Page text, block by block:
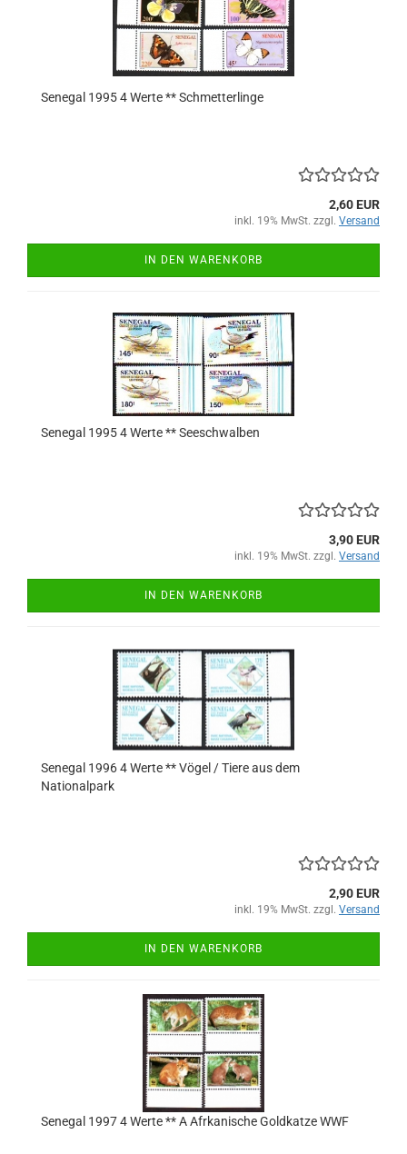
Senegal 1995 4 Werte ** Schmetterlinge
2,60 EUR
inkl. 19% MwSt. zzgl. Versand
IN DEN WARENKORB
Senegal 1995 4 Werte ** Seeschwalben
3,90 EUR
inkl. 19% MwSt. zzgl. Versand
IN DEN WARENKORB
Senegal 1996 4 Werte ** Vögel / Tiere aus dem
Nationalpark
2,90 EUR
inkl. 19% MwSt. zzgl. Versand
IN DEN WARENKORB
Senegal 1997 4 Werte ** A Afrkanische Goldkatze WWF